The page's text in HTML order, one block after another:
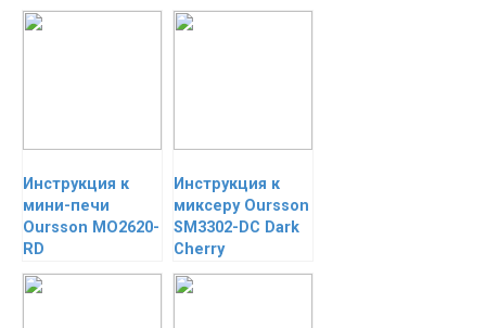
Инструкция к
мини-печи
Oursson MO2620-
RD
Инструкция к
миксеру Oursson
SM3302-DC Dark
Cherry